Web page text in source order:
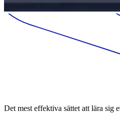
Det mest effektiva sättet att lära sig